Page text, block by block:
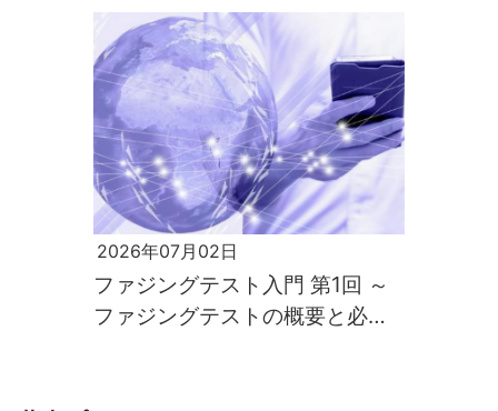
2026年07月02日
ファジングテスト入門 第1回 ～
ファジングテストの概要と必要